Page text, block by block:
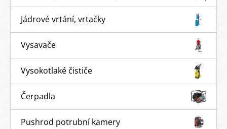
Jádrové vrtání, vrtačky
Vysavače
Vysokotlaké čističe
Čerpadla
Pushrod potrubní kamery